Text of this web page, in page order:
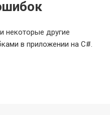
некоторые другие
в приложении на C#.
ошибок